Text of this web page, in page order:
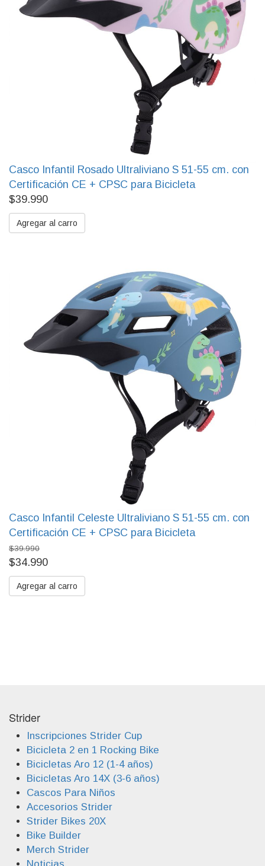
Casco Infantil Rosado Ultraliviano S 51-55 cm. con
Certificación CE + CPSC para Bicicleta
$39.990
Agregar al carro
Casco Infantil Celeste Ultraliviano S 51-55 cm. con
Certificación CE + CPSC para Bicicleta
$39.990
$34.990
Agregar al carro
Strider
Inscripciones Strider Cup
Bicicleta 2 en 1 Rocking Bike
Bicicletas Aro 12 (1-4 años)
Bicicletas Aro 14X (3-6 años)
Cascos Para Niños
Accesorios Strider
Strider Bikes 20X
Bike Builder
Merch Strider